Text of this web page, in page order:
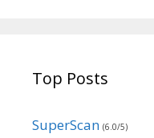
Top Posts
SuperScan (6.0/5)